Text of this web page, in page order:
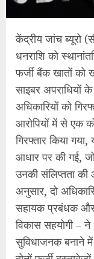
केंद्रीय जांच ब्यूरो
धनराशि को
फर्जी बैंक खातों
साइबर अपराधियों
अधिकारियों को
आरोपियों में से एक
गिरफ्तार किया
आधार पर की गई,
उनकी संलिप्तता
अनुसार, दो
सहायक प्रबंधक और
विकास सहयोगी – ने
सुविधाजनक बनाने